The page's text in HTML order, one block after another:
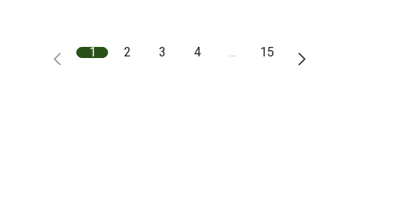
1 2 3 4 … 15